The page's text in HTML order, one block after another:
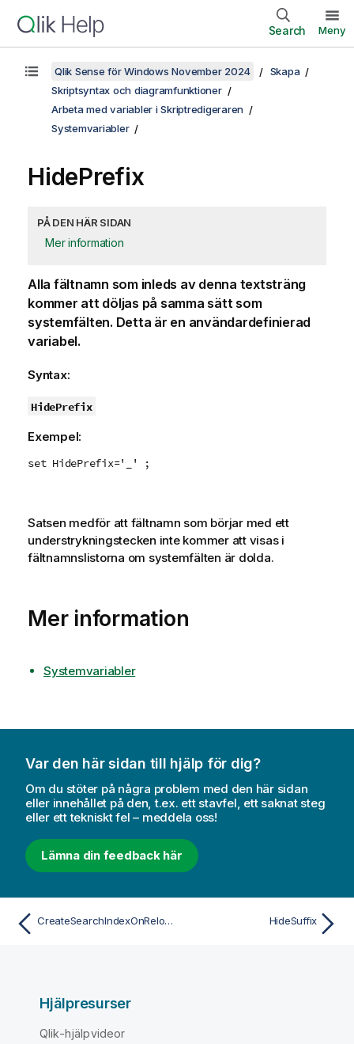
Search Meny
Qlik Sense för Windows November 2024
Skapa
Skriptsyntax och diagramfunktioner
Arbeta med variabler i Skriptredigeraren
Systemvariabler
HidePrefix
PÅ DEN HÄR SIDAN
Mer information
Alla fältnamn som inleds av denna textsträng
kommer att döljas på samma sätt som
systemfälten. Detta är en användardefinierad
variabel.
Syntax:
HidePrefix
Exempel:
set HidePrefix='_' ;
Satsen medför att fältnamn som börjar med ett
understrykningstecken inte kommer att visas i
fältnamnslistorna om systemfälten är dolda.
Mer information
Systemvariabler
Var den här sidan till hjälp för dig?
Om du stöter på några problem med den här sidan
eller innehållet på den, t.ex. ett stavfel, ett saknat steg
eller ett tekniskt fel – meddela oss!
Lämna din feedback här
CreateSearchIndexOnReload HideSuffix
Hjälpresurser
Qlik-hjälpvideor